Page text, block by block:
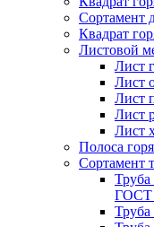
Сортамент
Квадрат
Листовой
Лист
Лист
Лист
Лист
Лист
Полоса
Сортамент
Труба
ГОСТ